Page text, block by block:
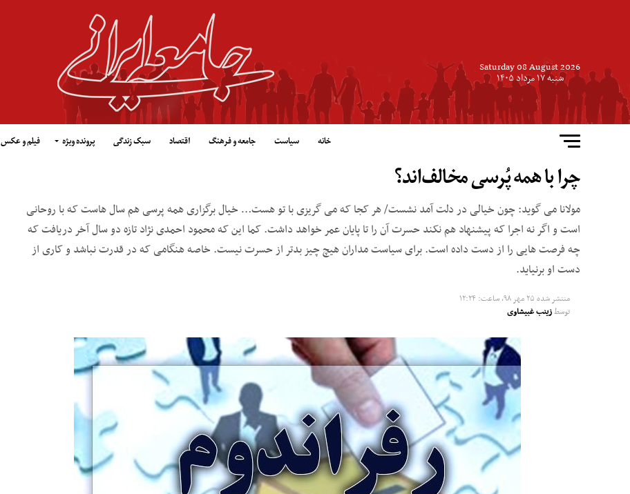
Saturday 08 August 2026
شنبه ۱۷ مرداد ۱۴۰۵
خانه سیاست جامعه و فرهنگ اقتصاد سبک زندگی پرونده ویژه فیلم و عکس
چرا با همه پُرسی مخالف‌اند؟
مولانا می گوید: چون خیالی در دلت آمد نشست/ هر کجا که می گریزی با تو هست… خیال برگزاری همه پرسی هم سال هاست که با روحانی
است و اگر نه اجرا که پیشنهاد هم نکند حسرت آن را تا پایان عمر خواهد داشت. کما این که محمود احمدی نژاد تازه دو سال آخر دریافت که
چه فرصت هایی را از دست داده است. برای سیاست مداران هیچ چیز بدتر از حسرت نیست. خاصه هنگامی که در قدرت نباشد و کاری از
دست او برنیاید.
منتشر شده ۲۵ مهر ۹۸, ساعت: ۱۲:۲۴
توسطزینب غبیشاوی